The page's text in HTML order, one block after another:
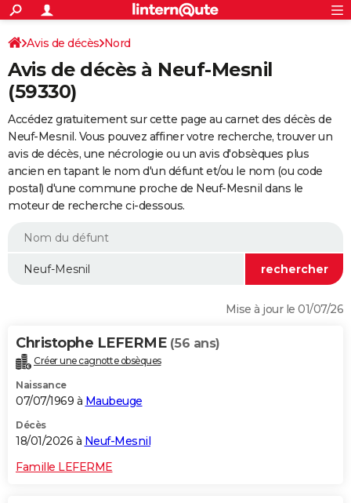
ACTUALITÉS
Politique
Société
Faits Divers
Education
Monde
Villes
+
SPORT
Coupe du monde 2026
Football
Tennis
Cyclisme
Rugby
Forum
FINANCE
Retraite
Impôts
Epargne
Immobilier
Risques naturels par ville
Banque
Assurance
Crédit
Essais
Réserver un essai
Citadines
Berlines
SUV
Forum auto
+
HIGH-TECH
Mobiles
Meilleur smartphone
Internet
Ordinateurs
Jeux vidéo
Guide high-tech
+BRICOLAGE
Forum
Aménagement intérieur
Extérieur
Cuisine
Salle de bains
Jardinage
Rangement
WEEK-END
Guides de France
Escapades
Patrimoine
Expositions
Musées
Week-end nature
LIFESTYLE
Alimentation
Guide de la santé
Maladies
Médicaments
Sommeil
VOYAGE
Destinations
City break
Voyage nature
Voyage de noces
Forum
Climat
+PHOTO
GUIDES D'ACHAT
BONS PLANS
CARTE DE VOEUX
Avis de décès Nord
Avis de décès à Neuf-Mesnil
(59330)
Accédez gratuitement sur cette page au carnet des décès de
Neuf-Mesnil. Vous pouvez affiner votre recherche, trouver un
avis de décès, une nécrologie ou un avis d'obsèques plus
ancien en tapant le nom d'un défunt et/ou le nom (ou code
postal) d'une commune proche de Neuf-Mesnil dans le
moteur de recherche ci-dessous.
Mise à jour le 01/07/26
Christophe LEFERME (56 ans)
Créer une cagnotte obsèques
Naissance
07/07/1969 à Maubeuge
Décès
18/01/2026 à Neuf-Mesnil
Famille LEFERME